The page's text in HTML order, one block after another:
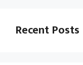
Recent Posts